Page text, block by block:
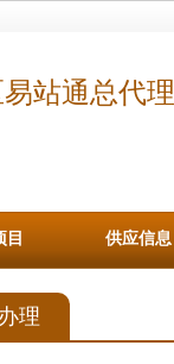
站通总代理
目 供应信息
理